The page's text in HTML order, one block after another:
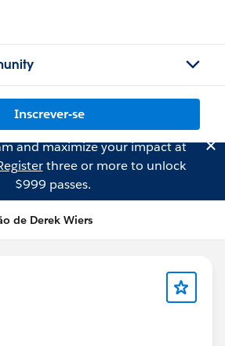
Inscrever-se
and maximize your impact at
three or more to unlock
$999 passes.
de Derek Wiers